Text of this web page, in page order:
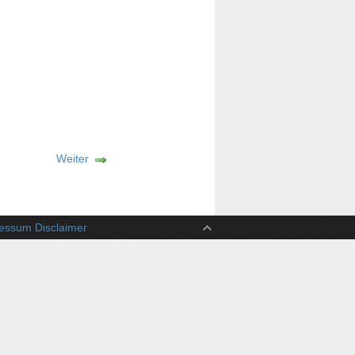
Weiter
Disclaimer